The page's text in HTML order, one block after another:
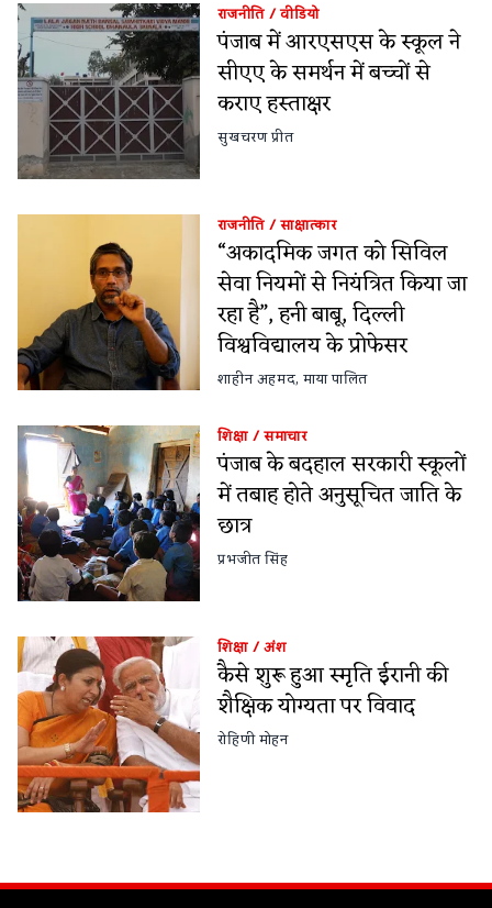
राजनीति/वीडियो
पंजाब में आरएसएस के स्कूल ने
सीएए के समर्थन में बच्चों से
कराए हस्ताक्षर
सुखचरण प्रीत
राजनीति/साक्षात्कार
“अकादमिक जगत को सिविल
सेवा नियमों से नियंत्रित किया जा
रहा है”, हनी बाबू, दिल्ली
विश्वविद्यालय के प्रोफेसर
शाहीन अहमद,माया पालित
शिक्षा/समाचार
पंजाब के बदहाल सरकारी स्कूलों
में तबाह होते अनुसूचित जाति के
छात्र
प्रभजीत सिंह
शिक्षा/अंश
कैसे शुरू हुआ स्मृति ईरानी की
शैक्षिक योग्यता पर विवाद
रोहिणी मोहन